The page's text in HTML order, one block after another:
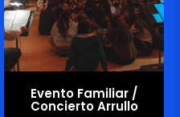
Evento Familiar /
Concierto Arrullo